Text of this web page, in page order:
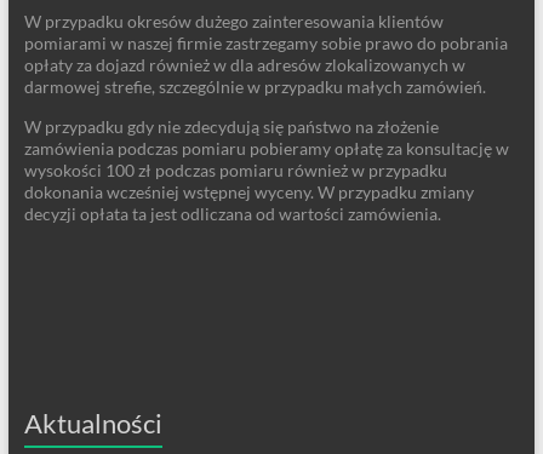
W przypadku okresów dużego zainteresowania klientów
pomiarami w naszej firmie zastrzegamy sobie prawo do pobrania
opłaty za dojazd również w dla adresów zlokalizowanych w
darmowej strefie, szczególnie w przypadku małych zamówień.
W przypadku gdy nie zdecydują się państwo na złożenie
zamówienia podczas pomiaru pobieramy opłatę za konsultację w
wysokości 100 zł podczas pomiaru również w przypadku
dokonania wcześniej wstępnej wyceny. W przypadku zmiany
decyzji opłata ta jest odliczana od wartości zamówienia.
Aktualności